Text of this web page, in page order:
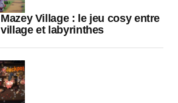
Mazey Village : le jeu cosy entre
village et labyrinthes